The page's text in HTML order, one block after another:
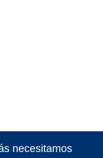
necesitamos